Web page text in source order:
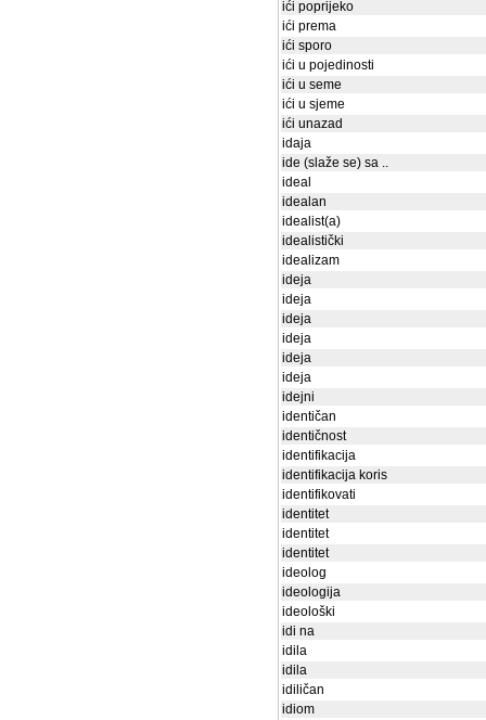
ići poprijeko
ići prema
ići sporo
ići u pojedinosti
ići u seme
ići u sjeme
ići unazad
idaja
ide (slaže se) sa ..
ideal
idealan
idealist(a)
idealistički
idealizam
ideja
ideja
ideja
ideja
ideja
ideja
idejni
identičan
identičnost
identifikacija
identifikacija koris
identifikovati
identitet
identitet
identitet
ideolog
ideologija
ideološki
idi na
idila
idila
idiličan
idiom